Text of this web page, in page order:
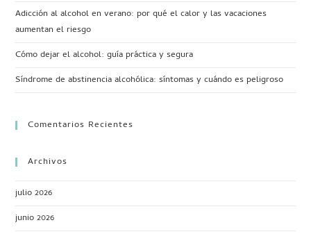
Adicción al alcohol en verano: por qué el calor y las vacaciones
aumentan el riesgo
Cómo dejar el alcohol: guía práctica y segura
Síndrome de abstinencia alcohólica: síntomas y cuándo es peligroso
Comentarios Recientes
Archivos
julio 2026
junio 2026